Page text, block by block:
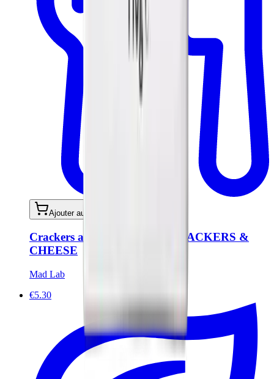
Ajouter au panier
Crackers au fromage BIO - CRACKERS &
CHEESE
Mad Lab
€5.30